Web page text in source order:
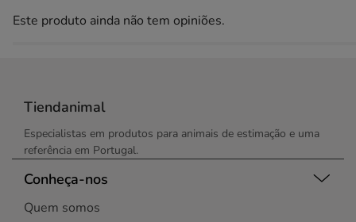
Este produto ainda não tem opiniões.
Tiendanimal
Especialistas em produtos para animais de estimação e uma
referência em Portugal.
Conheça-nos
Quem somos